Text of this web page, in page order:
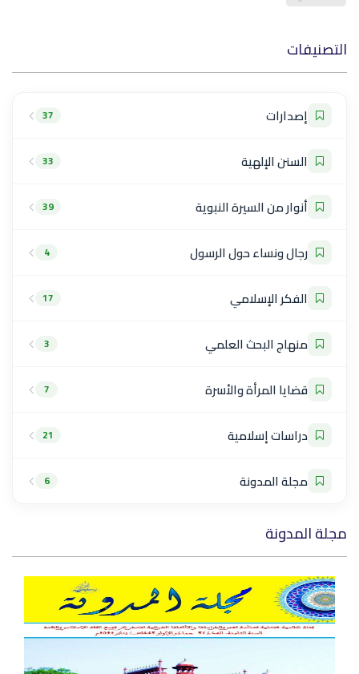
التصنيفات
إصدارات 37
السنن الإلهية 33
أنوار من السيرة النبوية 39
رجال ونساء حول الرسول 4
الفكر الإسلامي 17
منهاج البحث العلمي 3
قضايا المرأة والأسرة 7
دراسات إسلامية 21
مجلة المدونة 6
مجلة المدونة